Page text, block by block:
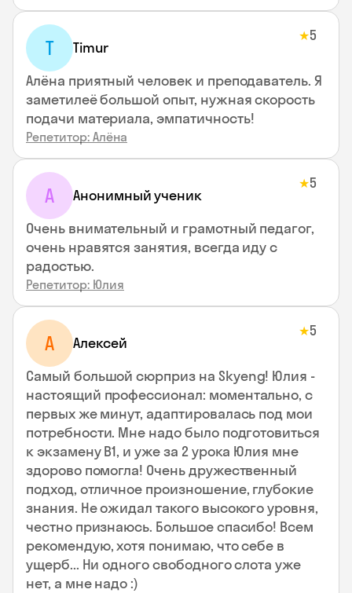
T Timur
★5
Алёна приятный человек и преподаватель. Я
заметилеё большой опыт, нужная скорость
подачи материала, эмпатичность!
Репетитор: Алёна
А Анонимный ученик
★5
Очень внимательный и грамотный педагог,
очень нравятся занятия, всегда иду с
радостью.
Репетитор: Юлия
А Алексей
★5
Самый большой сюрприз на Skyeng! Юлия -
настоящий профессионал: моментально, с
первых же минут, адаптировалась под мои
потребности. Мне надо было подготовиться
к экзамену В1, и уже за 2 урока Юлия мне
здорово помогла! Очень дружественный
подход, отличное произношение, глубокие
знания. Не ожидал такого высокого уровня,
честно признаюсь. Большое спасибо! Всем
рекомендую, хотя понимаю, что себе в
ущерб... Ни одного свободного слота уже
нет, а мне надо :)